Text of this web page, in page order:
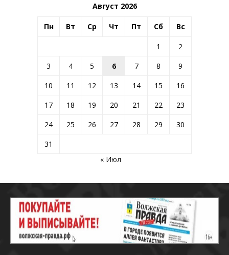
Август 2026
Пн Вт Ср Чт Пт Сб Вс
1
2
3
4 5 6 7 8
9
10
11 12 13 14 15
16
17
18 19 20 21 22
23
24
25 26 27 28 29
30
31
« Июл